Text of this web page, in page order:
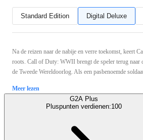
Standard Edition Digital Deluxe
Na de reizen naar de nabije en verre toekomst, keert
roots. Call of Duty: WWII brengt de speler terug naar
de Tweede Wereldoorlog. Als een pasbenoemde
Meer lezen
G2A Plus
Pluspunten verdienen:100